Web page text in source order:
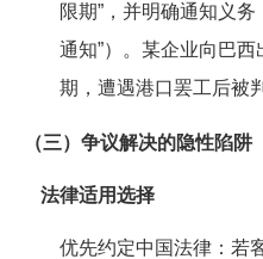
限期”，并明确通知义
通知”）。某企业向巴
期，遭遇港口罢工后被
（三）争议解决的隐性陷阱
法律适用选择
优先约定中国法律：若